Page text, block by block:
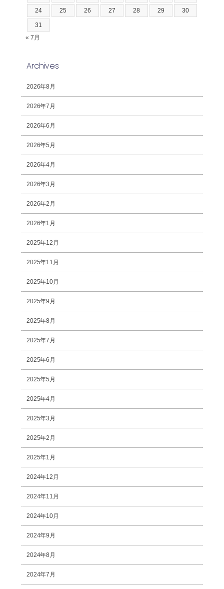
24 25 26 27 28 29 30
31
« 7月
Archives
2026年8月
2026年7月
2026年6月
2026年5月
2026年4月
2026年3月
2026年2月
2026年1月
2025年12月
2025年11月
2025年10月
2025年9月
2025年8月
2025年7月
2025年6月
2025年5月
2025年4月
2025年3月
2025年2月
2025年1月
2024年12月
2024年11月
2024年10月
2024年9月
2024年8月
2024年7月